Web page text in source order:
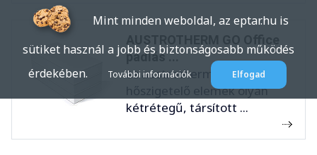
padlás ...
az austrotherm go
hőszigetelő elemek olyan
kétrétegű, társított ...
Mint minden weboldal, az eptar.hu is
sütiket használ a jobb és biztonságosabb működés
érdekében.
További információk Elfogad